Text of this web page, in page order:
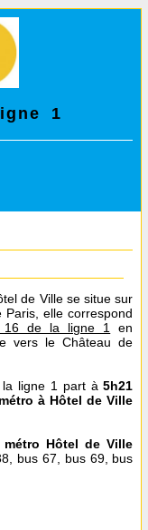
1
de Ville se situe sur
elle correspond
16 de la ligne 1
en
vers le Château de
la ligne 1 part à5h21
à Hôtel de Ville
Hôtel de Ville
bus 67, bus 69, bus